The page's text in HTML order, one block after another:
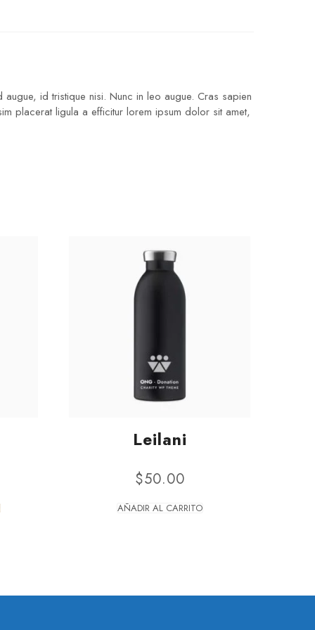
id tristique nisi. Nunc in leo augue. Cras sapien
placerat ligula a efficitur lorem ipsum dolor sit amet,
Leilani
$50.00
AÑADIR AL CARRITO